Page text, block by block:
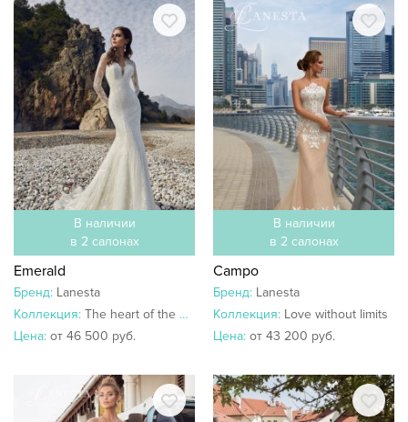
В наличии
в 2 салонах
Emerald
Бренд: Lanesta
Коллекция: The heart of the ocean
Цена: от 46 500 руб.
В наличии
в 2 салонах
Campo
Бренд: Lanesta
Коллекция: Love without limits
Цена: от 43 200 руб.